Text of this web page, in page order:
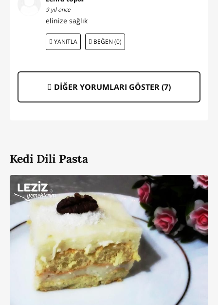
9 yıl önce
elinize sağlık
YANITLA BEĞEN (0)
DİĞER YORUMLARI GÖSTER (7)
Kedi Dili Pasta